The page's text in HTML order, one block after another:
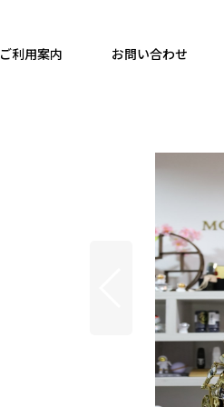
ご利用案内 お問い合わせ